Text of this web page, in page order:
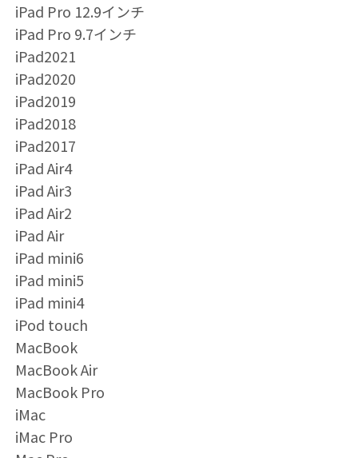
iPad Pro 12.9インチ
iPad Pro 9.7インチ
iPad2021
iPad2020
iPad2019
iPad2018
iPad2017
iPad Air4
iPad Air3
iPad Air2
iPad Air
iPad mini6
iPad mini5
iPad mini4
iPod touch
MacBook
MacBook Air
MacBook Pro
iMac
iMac Pro